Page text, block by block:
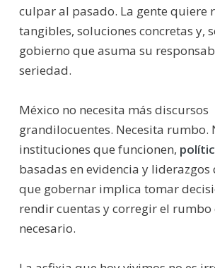
culpar al pasado. La gente quiere
tangibles, soluciones concretas y,
gobierno que asuma su
seriedad.
México no necesita más discursos
grandilocuentes. Necesita rumbo.
instituciones que funcionen,
basadas en evidencia y
que gobernar implica tomar
rendir cuentas y corregir el rumbo
necesario.